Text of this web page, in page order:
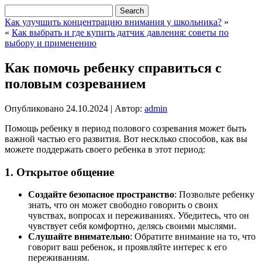
Как улучшить концентрацию внимания у школьника? »
« Как выбрать и где купить датчик давления: советы по
выбору и применению
Как помочь ребенку справиться с
половым созреванием
Опубликовано 24.10.2024 | Автор: admin
Помощь ребенку в период полового созревания может быть
важной частью его развития. Вот несклько способов, как вы
можете поддержать своего ребенка в этот период:
1. Открытое общение
Создайте безопасное пространство: Позвольте ребенку
знать, что он может свободно говорить о своих
чувствах, вопросах и переживаниях. Убедитесь, что он
чувствует себя комфортно, делясь своими мыслями.
Слушайте внимательно: Обратите внимание на то, что
говорит ваш ребенок, и проявляйте интерес к его
переживаниям.